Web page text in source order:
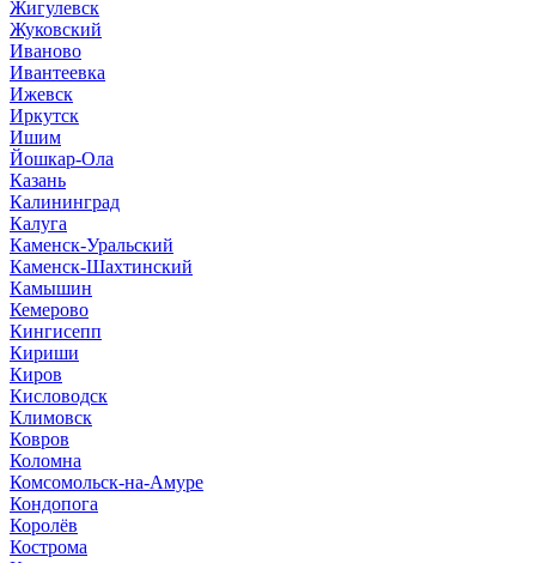
Жигулевск
Жуковский
Иваново
Ивантеевка
Ижевск
Иркутск
Ишим
Йошкар-Ола
Казань
Калининград
Калуга
Каменск-Уральский
Каменск-Шахтинский
Камышин
Кемерово
Кингисепп
Кириши
Киров
Кисловодск
Климовск
Ковров
Коломна
Комсомольск-на-Амуре
Кондопога
Королёв
Кострома